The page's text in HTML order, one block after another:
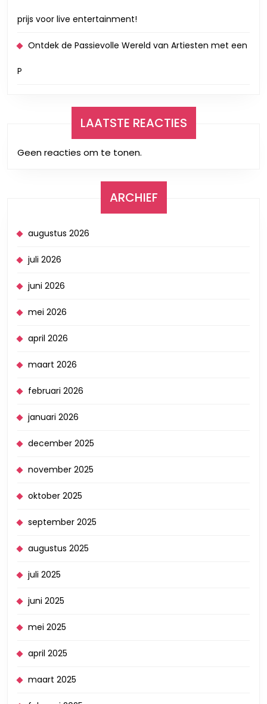
prijs voor live entertainment!
Ontdek de Passievolle Wereld van Artiesten met een
P
LAATSTE REACTIES
Geen reacties om te tonen.
ARCHIEF
augustus 2026
juli 2026
juni 2026
mei 2026
april 2026
maart 2026
februari 2026
januari 2026
december 2025
november 2025
oktober 2025
september 2025
augustus 2025
juli 2025
juni 2025
mei 2025
april 2025
maart 2025